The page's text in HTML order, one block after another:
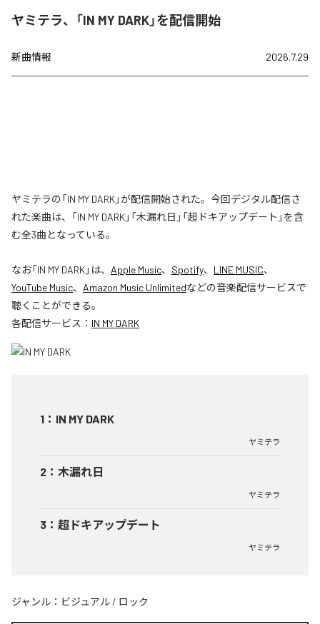
ヤミテラ、「IN MY DARK」を配信開始
新曲情報 2026.7.29
ヤミテラの「IN MY DARK」が配信開始された。今回デジタル配信さ
れた楽曲は、「IN MY DARK」「木漏れ日」「超ドキアップデート」を含
む全3曲となっている。
なお「IN MY DARK」は、 Apple Music、 Spotify、 LINE MUSIC、
YouTube Music、 Amazon Music Unlimitedなどの音楽配信サービスで
聴くことができる。
各配信サービス： IN MY DARK
1 ： IN MY DARK
ヤミテラ
2 ： 木漏れ日
ヤミテラ
3 ： 超ドキアップデート
ヤミテラ
ジャンル： ビジュアル / ロック